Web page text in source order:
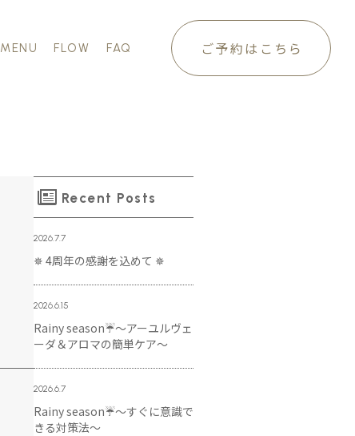
Recent Posts
2026.7.7
✵ 4周年の感謝を込めて ✵
2026.6.15
Rainy season☔️～アーユルヴェ
ーダ＆アロマの簡単ケア～
2026.6.7
Rainy season☔️～すぐに意識で
きる対策法～
MENU FLOW FAQ ご予約はこちら